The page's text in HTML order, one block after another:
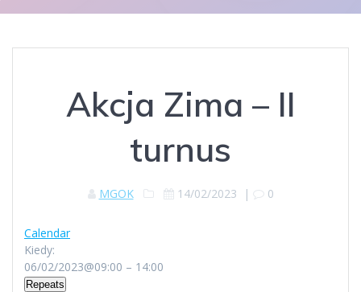
Akcja Zima – II
turnus
MGOK 14/02/2023 | 0
Calendar
Kiedy:
06/02/2023@09:00 – 14:00
Repeats